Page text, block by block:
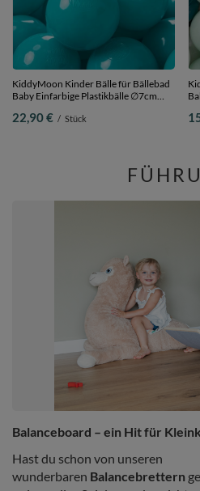
KiddyMoon Kinder Bälle für Bällebad
Baby Einfarbige Plastikbälle ∅7cm
22,90 € / Stück
Balanceboard – ein Hit für
Hast du schon von unseren
wunderbaren Balancebrettern